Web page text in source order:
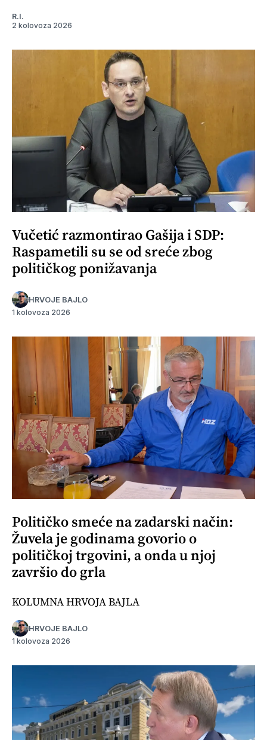
R.I.
2 kolovoza 2026
Vučetić razmontirao Gašija i SDP:
Raspametili su se od sreće zbog
političkog ponižavanja
HRVOJE BAJLO
1 kolovoza 2026
Političko smeće na zadarski način:
Žuvela je godinama govorio o
političkoj trgovini, a onda u njoj
završio do grla
KOLUMNA HRVOJA BAJLA
HRVOJE BAJLO
1 kolovoza 2026